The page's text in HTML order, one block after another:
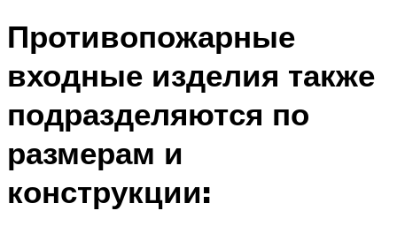
Противопожарные
входные изделия также
подразделяются по
размерам и
конструкции: